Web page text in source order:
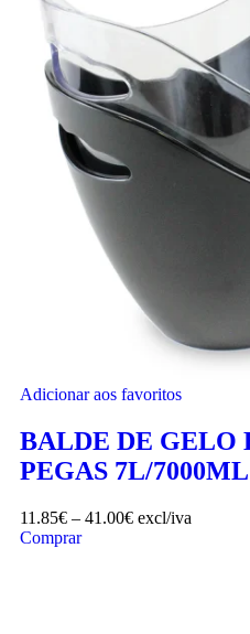
Adicionar aos favoritos
BALDE DE GELO
PEGAS 7L/7000ML
11.85€ – 41.00€ excl/iva
Comprar